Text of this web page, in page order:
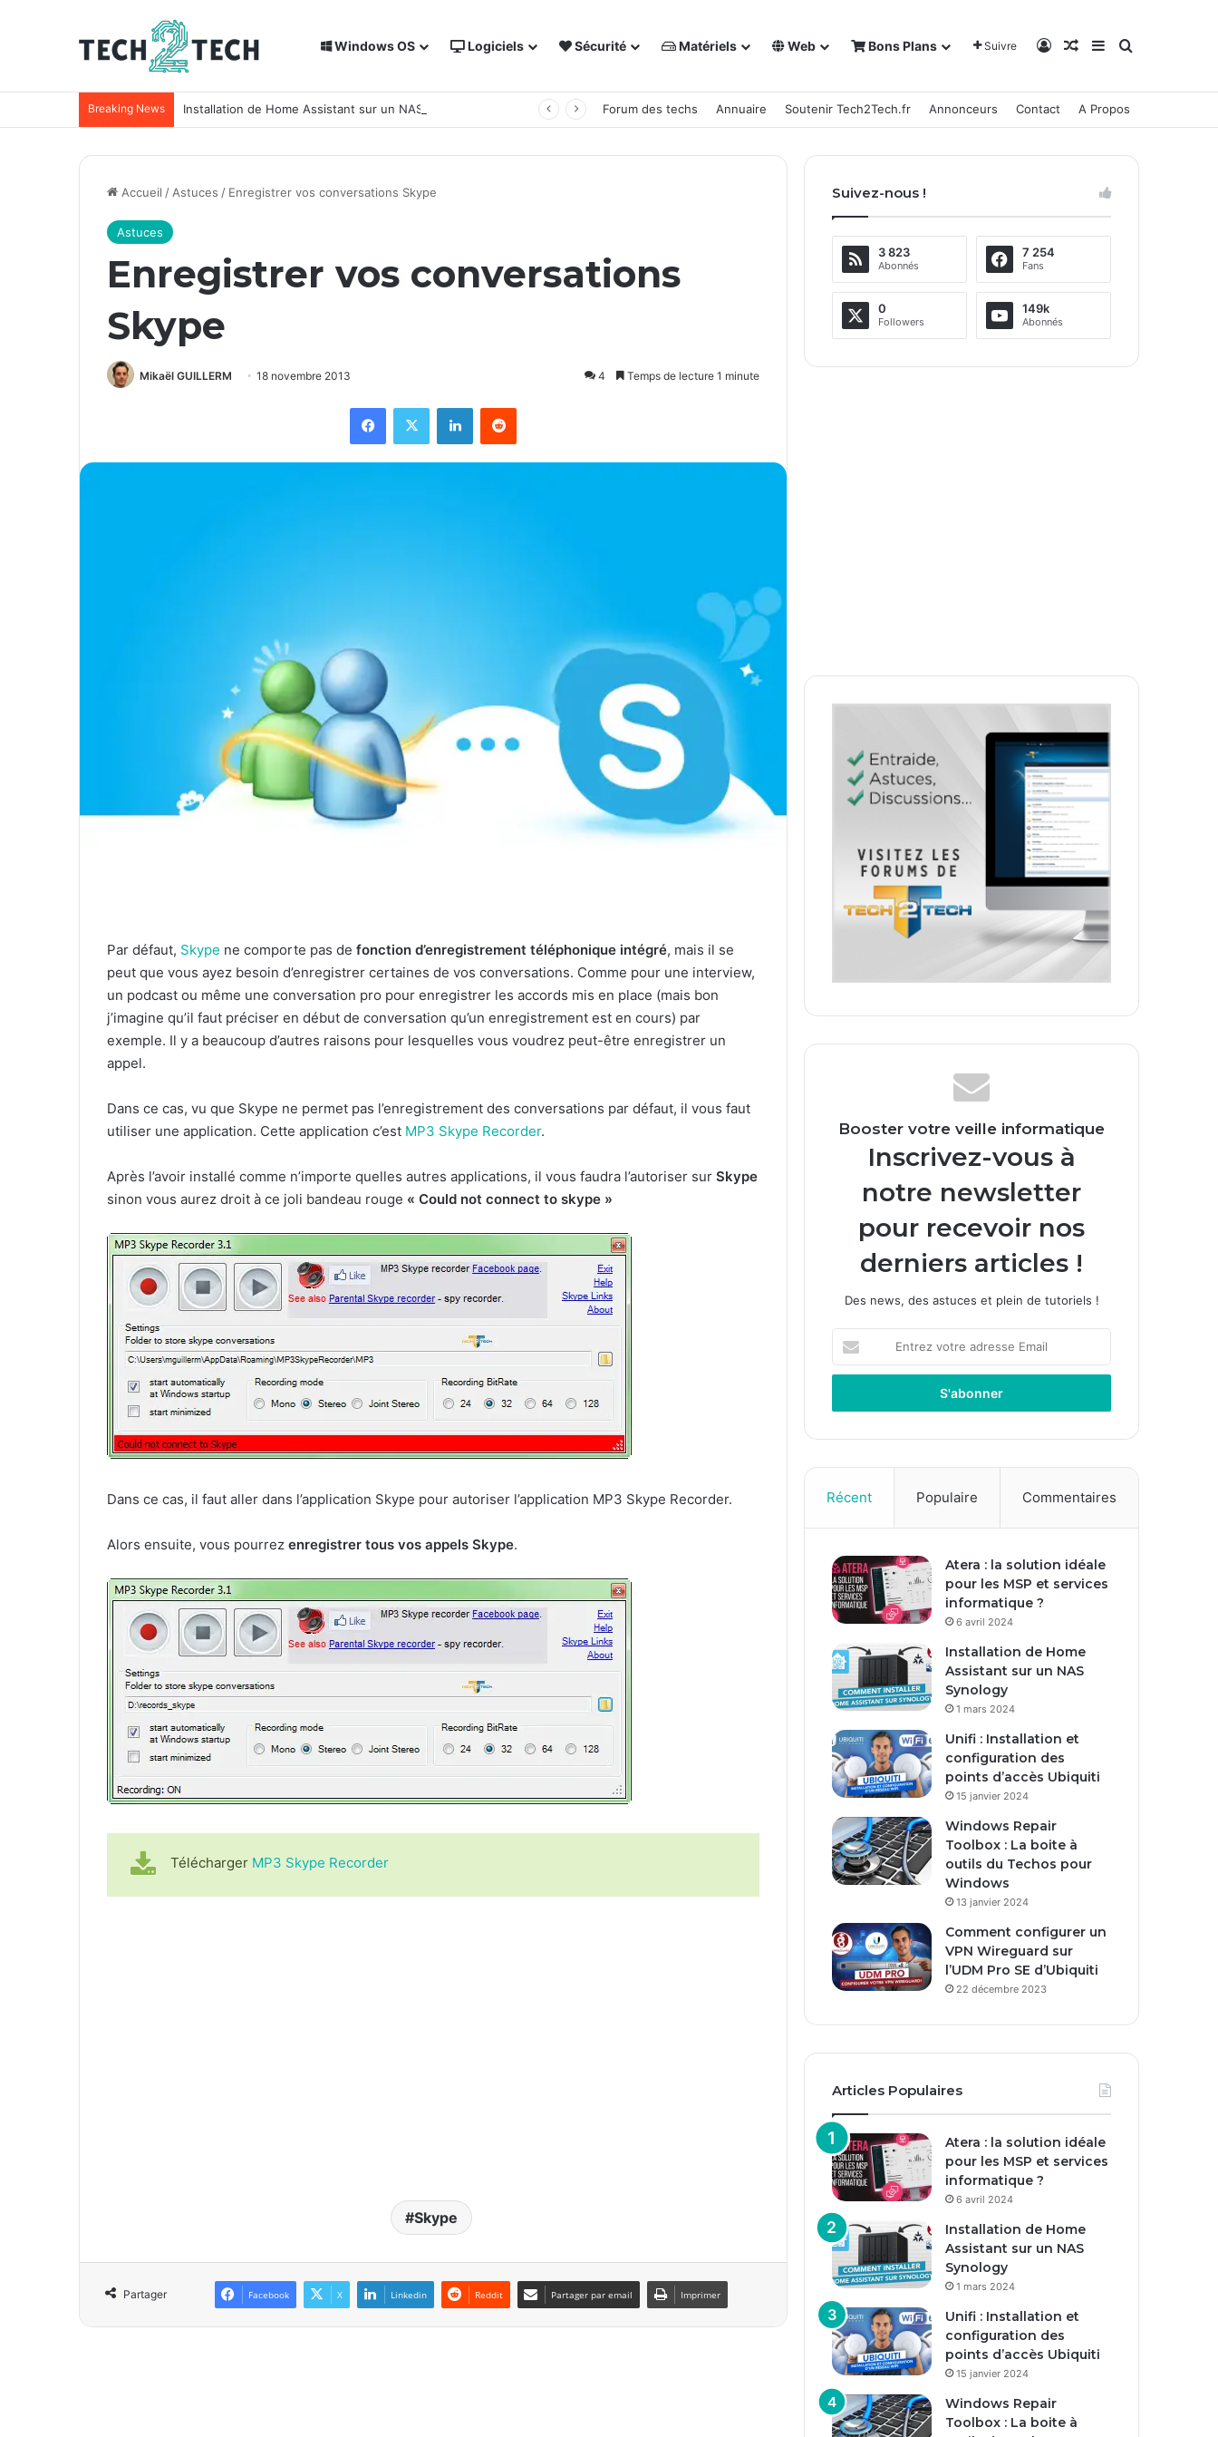
Windows OS Logiciels Sécurité Matériels Web Bons Plans Suivre Connexion
Article Aléatoire
Sidebar (barre
Rechercher
Breaking News Installation de Home Assistant sur un NAS Synology Forum des techs Annuaire Soutenir Tech2Tech.fr Annonceurs Contact A Propos
Accueil / Astuces / Enregistrer vos conversations Skype
Astuces
Enregistrer vos conversations
Skype
Mikaël GUILLERM 18 novembre 2013 4 Temps de lecture 1 minute
Par défaut, Skype ne comporte pas de fonction d’enregistrement téléphonique intégré, mais il se
peut que vous ayez besoin d’enregistrer certaines de vos conversations. Comme pour une interview,
un podcast ou même une conversation pro pour enregistrer les accords mis en place (mais bon
j’imagine qu’il faut préciser en début de conversation qu’un enregistrement est en cours) par
exemple. Il y a beaucoup d’autres raisons pour lesquelles vous voudrez peut-être enregistrer un
appel.
Dans ce cas, vu que Skype ne permet pas l’enregistrement des conversations par défaut, il vous faut
utiliser une application. Cette application c’est MP3 Skype Recorder.
Après l’avoir installé comme n’importe quelles autres applications, il vous faudra l’autoriser sur Skype
sinon vous aurez droit à ce joli bandeau rouge « Could not connect to skype »
Dans ce cas, il faut aller dans l’application Skype pour autoriser l’application MP3 Skype Recorder.
Alors ensuite, vous pourrez enregistrer tous vos appels Skype.
Télécharger MP3 Skype Recorder
Skype
Partager Facebook X Linkedin Reddit Partager par email Imprimer
Suivez-nous !
3 823
Abonnés
7 254
Fans
0
Followers
149k
Abonnés
Booster votre veille informatique
Inscrivez-vous à
notre newsletter
pour recevoir nos
derniers articles !
Des news, des astuces et plein de tutoriels !
t
e
o
t
e
d
r
e
s
e
m
i
l
Récent Populaire Commentaires
Atera : la solution idéale
pour les MSP et services
informatique ?
6 avril 2024
Installation de Home
Assistant sur un NAS
Synology
1 mars 2024
Unifi : Installation et
configuration des
points d’accès Ubiquiti
15 janvier 2024
Windows Repair
Toolbox : La boite à
outils du Techos pour
Windows
13 janvier 2024
Comment configurer un
VPN Wireguard sur
l’UDM Pro SE d’Ubiquiti
22 décembre 2023
Articles Populaires
Atera : la solution idéale
pour les MSP et services
informatique ?
6 avril 2024
Installation de Home
Assistant sur un NAS
Synology
1 mars 2024
Unifi : Installation et
configuration des
points d’accès Ubiquiti
15 janvier 2024
Windows Repair
Toolbox : La boite à